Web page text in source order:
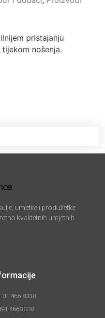
pristajanju
nošenja.
umetke i produžetke
kvalitetnih umjetnih
01 466 8338
4668 338